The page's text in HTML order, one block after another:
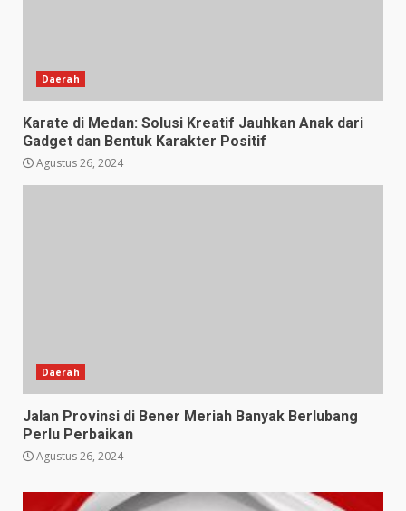
Daerah
Karate di Medan: Solusi Kreatif Jauhkan Anak dari
Gadget dan Bentuk Karakter Positif
Agustus 26, 2024
Daerah
Jalan Provinsi di Bener Meriah Banyak Berlubang
Perlu Perbaikan
Agustus 26, 2024